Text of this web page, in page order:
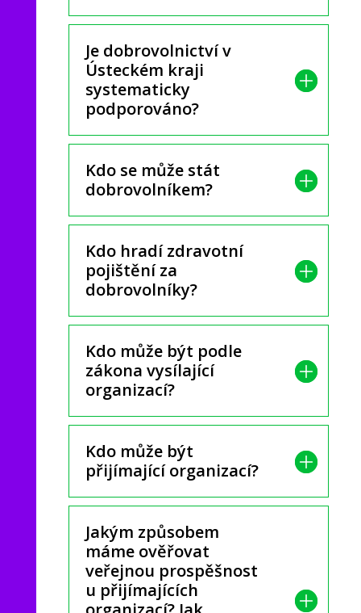
Je dobrovolnictví v
Ústeckém kraji
systematicky
podporováno?
Kdo se může stát
dobrovolníkem?
Kdo hradí zdravotní
pojištění za
dobrovolníky?
Kdo může být podle
zákona vysílající
organizací?
Kdo může být
přijímající organizací?
Jakým způsobem
máme ověřovat
veřejnou prospěšnost
u přijímajících